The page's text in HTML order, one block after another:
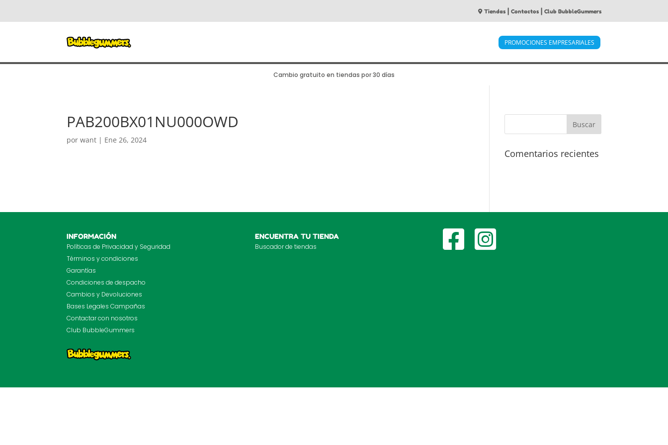
Tiendas| Contactos| Club BubbleGummers
PROMOCIONES EMPRESARIALES
Cambio gratuito en tiendas por 30 días
PAB200BX01NU000OWD
porwant | Ene 26, 2024
Comentarios recientes
INFORMACIÓN
Políticas de Privacidad y Seguridad
Términos y condiciones
Garantías
Condiciones de despacho
Cambios y Devoluciones
Bases Legales Campañas
Contactar con nosotros
Club BubbleGummers
ENCUENTRA TU TIENDA
Buscador de tiendas